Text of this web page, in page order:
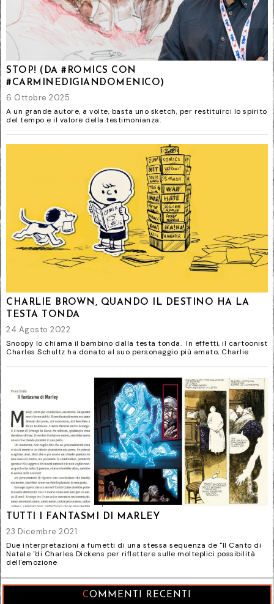
STOP! (DA #ROMICS CON
#CARMINEDIGIANDOMENICO)
6 Ottobre 2025
A un grande autore, a volte, basta uno sketch, per restituirci lo spirito
del tempo e il valore della testimonianza.
CHARLIE BROWN, QUANDO IL DESTINO HA LA
TESTA TONDA
24 Agosto 2022
Snoopy lo chiama il bambino dalla testa tonda. In effetti, il cartoonist
Charles Schultz ha donato al suo personaggio più amato, Charlie
TUTTI I FANTASMI DI MARLEY
23 Dicembre 2021
Due interpretazioni a fumetti di una stessa sequenza de "Il Canto di
Natale "di Charles Dickens per riflettere sulle molteplici possibilità
dell'emozione
COMMENTI RECENTI